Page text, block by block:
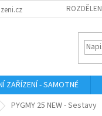
ZAŘÍZENÍ - SAMOTNÉ
PYGMY 25 NEW - Sestavy